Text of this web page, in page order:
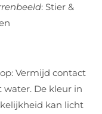
: Stier &
Vermijd contact
water. De kleur in
kan licht